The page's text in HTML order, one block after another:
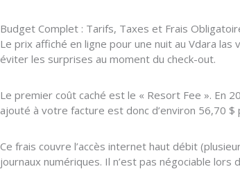
Budget Complet : Tarifs, Taxes et Frais
Le prix affiché en ligne pour une nuit au Vdara
éviter les surprises au moment du check-out.
Le premier coût caché est le « Resort Fee ». En
ajouté à votre facture est donc d’environ 56,70
Ce frais couvre l’accès internet haut débit
journaux numériques. Il n’est pas négociable lors